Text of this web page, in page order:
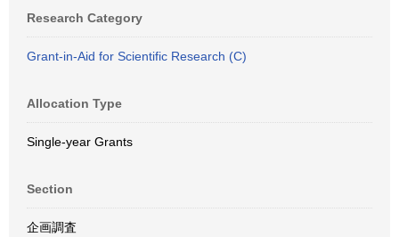
Research Category
Grant-in-Aid for Scientific Research (C)
Allocation Type
Single-year Grants
Section
企画調査